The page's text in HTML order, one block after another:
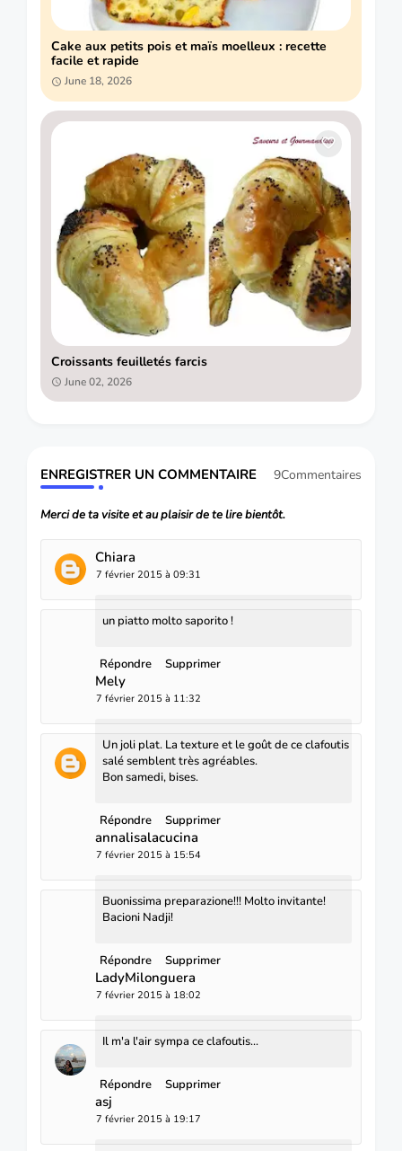
Cake aux petits pois et maïs moelleux : recette
facile et rapide
June 18, 2026
Croissants feuilletés farcis
June 02, 2026
ENREGISTRER UN COMMENTAIRE 9Commentaires
Merci de ta visite et au plaisir de te lire bientôt.
Chiara
7 février 2015 à 09:31
un piatto molto saporito !
Répondre Supprimer
Mely
7 février 2015 à 11:32
Un joli plat. La texture et le goût de ce clafoutis
salé semblent très agréables.
Bon samedi, bises.
Répondre Supprimer
annalisalacucina
7 février 2015 à 15:54
Buonissima preparazione!!! Molto invitante!
Bacioni Nadji!
Répondre Supprimer
LadyMilonguera
7 février 2015 à 18:02
Il m'a l'air sympa ce clafoutis...
Répondre Supprimer
asj
7 février 2015 à 19:17